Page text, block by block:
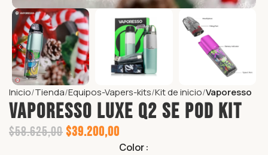
Inicio Tienda Equipos-Vapers-kits Kit de inicio Vaporesso
VAPORESSO LUXE Q2 SE POD KIT
$58.625,00$39.200,00
Color